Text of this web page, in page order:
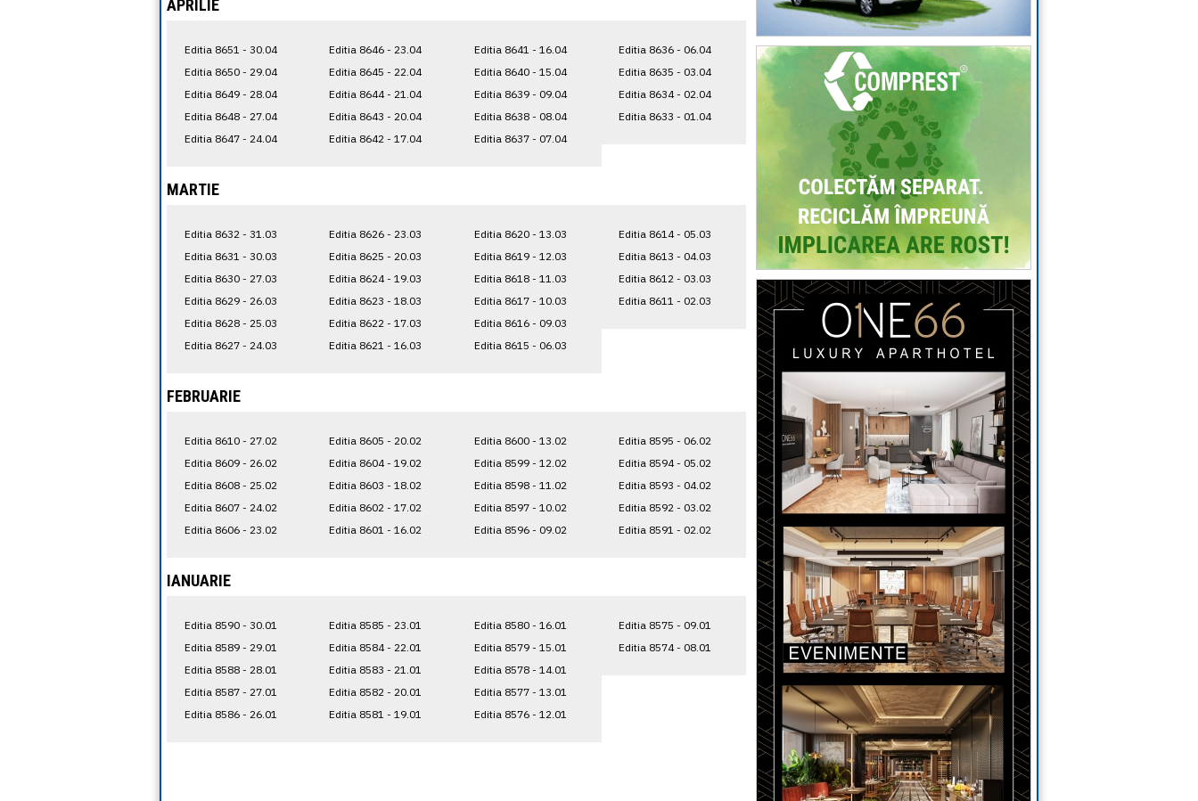
APRILIE
Editia 8651 - 30.04
Editia 8650 - 29.04
Editia 8649 - 28.04
Editia 8648 - 27.04
Editia 8647 - 24.04
Editia 8646 - 23.04
Editia 8645 - 22.04
Editia 8644 - 21.04
Editia 8643 - 20.04
Editia 8642 - 17.04
Editia 8641 - 16.04
Editia 8640 - 15.04
Editia 8639 - 09.04
Editia 8638 - 08.04
Editia 8637 - 07.04
Editia 8636 - 06.04
Editia 8635 - 03.04
Editia 8634 - 02.04
Editia 8633 - 01.04
MARTIE
Editia 8632 - 31.03
Editia 8631 - 30.03
Editia 8630 - 27.03
Editia 8629 - 26.03
Editia 8628 - 25.03
Editia 8627 - 24.03
Editia 8626 - 23.03
Editia 8625 - 20.03
Editia 8624 - 19.03
Editia 8623 - 18.03
Editia 8622 - 17.03
Editia 8621 - 16.03
Editia 8620 - 13.03
Editia 8619 - 12.03
Editia 8618 - 11.03
Editia 8617 - 10.03
Editia 8616 - 09.03
Editia 8615 - 06.03
Editia 8614 - 05.03
Editia 8613 - 04.03
Editia 8612 - 03.03
Editia 8611 - 02.03
FEBRUARIE
Editia 8610 - 27.02
Editia 8609 - 26.02
Editia 8608 - 25.02
Editia 8607 - 24.02
Editia 8606 - 23.02
Editia 8605 - 20.02
Editia 8604 - 19.02
Editia 8603 - 18.02
Editia 8602 - 17.02
Editia 8601 - 16.02
Editia 8600 - 13.02
Editia 8599 - 12.02
Editia 8598 - 11.02
Editia 8597 - 10.02
Editia 8596 - 09.02
Editia 8595 - 06.02
Editia 8594 - 05.02
Editia 8593 - 04.02
Editia 8592 - 03.02
Editia 8591 - 02.02
IANUARIE
Editia 8590 - 30.01
Editia 8589 - 29.01
Editia 8588 - 28.01
Editia 8587 - 27.01
Editia 8586 - 26.01
Editia 8585 - 23.01
Editia 8584 - 22.01
Editia 8583 - 21.01
Editia 8582 - 20.01
Editia 8581 - 19.01
Editia 8580 - 16.01
Editia 8579 - 15.01
Editia 8578 - 14.01
Editia 8577 - 13.01
Editia 8576 - 12.01
Editia 8575 - 09.01
Editia 8574 - 08.01